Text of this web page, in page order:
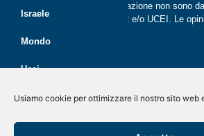
Usiamo cookie per ottimizzare il nostro sito web
Israele
Mondo
Ucei
CER
Giovani
Le opinioni espresse dalla redazione non sono
nessuna lista presente in CER e/o UCEI. Le